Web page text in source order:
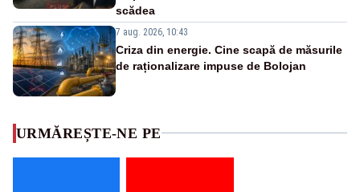
scădea
7 aug. 2026, 10:43
Criza din energie. Cine scapă de măsurile
de raționalizare impuse de Bolojan
URMĂREȘTE-NE PE